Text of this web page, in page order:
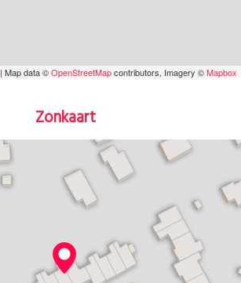
| Map data ©OpenStreetMapcontributors, Imagery ©Mapbox
Zonkaart